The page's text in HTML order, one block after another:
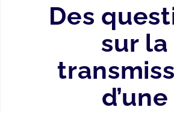
Des
sur la
d’une